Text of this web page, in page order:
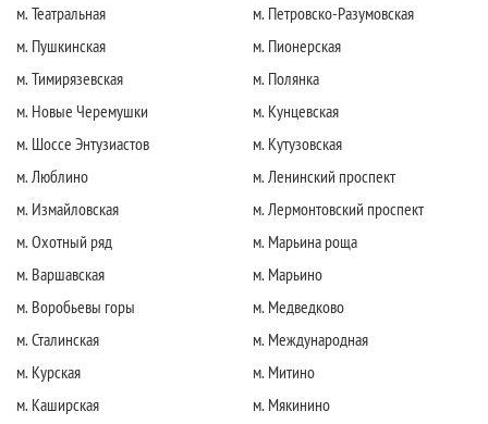
м. Театральная
м. Пушкинская
м. Тимирязевская
м. Новые Черемушки
м. Шоссе Энтузиастов
м. Люблино
м. Измайловская
м. Охотный ряд
м. Варшавская
м. Воробьевы горы
м. Сталинская
м. Курская
м. Каширская
м. Петровско-Разумовская
м. Пионерская
м. Полянка
м. Кунцевская
м. Кутузовская
м. Ленинский проспект
м. Лермонтовский проспект
м. Марьина роща
м. Марьино
м. Медведково
м. Международная
м. Митино
м. Мякинино